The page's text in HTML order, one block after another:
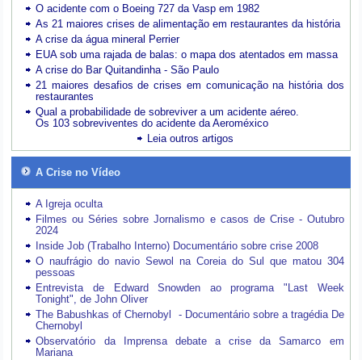
O acidente com o Boeing 727 da Vasp em 1982
As 21 maiores crises de alimentação em restaurantes da história
A crise da água mineral Perrier
EUA sob uma rajada de balas: o mapa dos atentados em massa
A crise do Bar Quitandinha - São Paulo
21 maiores desafios de crises em comunicação na história dos
restaurantes
Qual a probabilidade de sobreviver a um acidente aéreo.
Os 103 sobreviventes do acidente da Aeroméxico
Leia outros artigos
A Crise no Vídeo
A Igreja oculta
Filmes ou Séries sobre Jornalismo e casos de Crise - Outubro
2024
Inside Job (Trabalho Interno) Documentário sobre crise 2008
O naufrágio do navio Sewol na Coreia do Sul que matou 304
pessoas
Entrevista de Edward Snowden ao programa "Last Week
Tonight", de John Oliver
The Babushkas of Chernobyl - Documentário sobre a tragédia De
Chernobyl
Observatório da Imprensa debate a crise da Samarco em
Mariana